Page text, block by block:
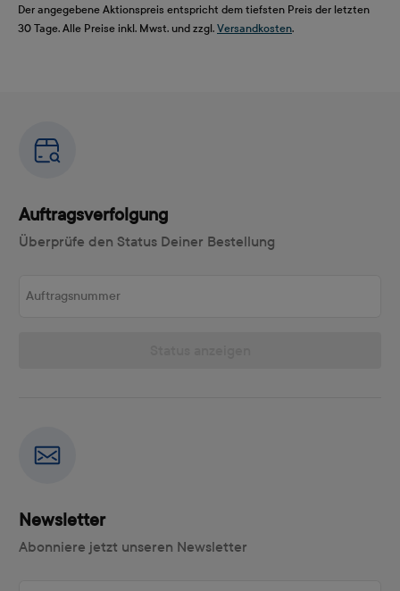
Der angegebene Aktionspreis entspricht dem tiefsten Preis der letzten
30 Tage. Alle Preise inkl. Mwst. und zzgl. Versandkosten.
Auftragsverfolgung
Überprüfe den Status Deiner Bestellung
Newsletter
Abonniere jetzt unseren Newsletter